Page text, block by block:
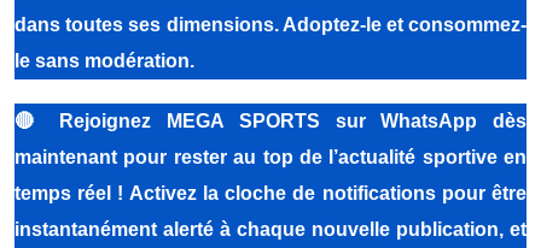
dans toutes ses dimensions. Adoptez-le et consommez-
le sans modération.
🔴
Rejoignez MEGA SPORTS sur WhatsApp dès
maintenant pour rester au top de l’actualité sportive en
temps réel ! Activez la cloche de notifications pour être
instantanément alerté à chaque nouvelle publication, et